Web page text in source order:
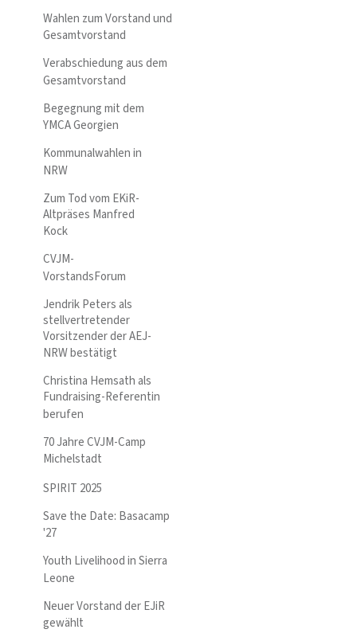
Wahlen zum Vorstand und
Gesamtvorstand
Verabschiedung aus dem
Gesamtvorstand
Begegnung mit dem
YMCA Georgien
Kommunalwahlen in
NRW
Zum Tod vom EKiR-
Altpräses Manfred
Kock
CVJM-
VorstandsForum
Jendrik Peters als
stellvertretender
Vorsitzender der AEJ-
NRW bestätigt
Christina Hemsath als
Fundraising-Referentin
berufen
70 Jahre CVJM-Camp
Michelstadt
SPIRIT 2025
Save the Date: Basacamp
'27
Youth Livelihood in Sierra
Leone
Neuer Vorstand der EJiR
gewählt